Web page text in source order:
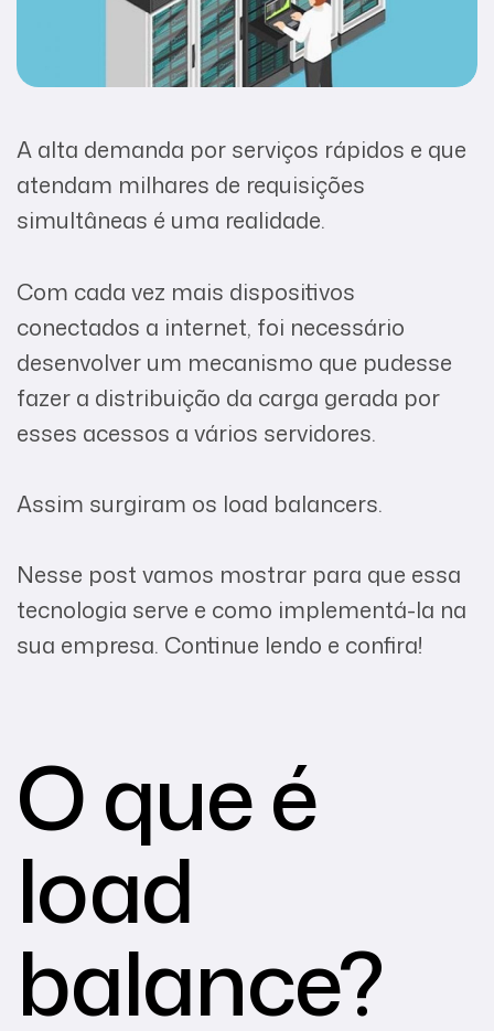
A alta demanda por serviços rápidos e que
atendam milhares de requisições
simultâneas é uma realidade.
Com cada vez mais dispositivos
conectados a internet, foi necessário
desenvolver um mecanismo que pudesse
fazer a distribuição da carga gerada por
esses acessos a vários servidores.
Assim surgiram os load balancers.
Nesse post vamos mostrar para que essa
tecnologia serve e como implementá-la na
sua empresa. Continue lendo e confira!
O que é
load
balance?